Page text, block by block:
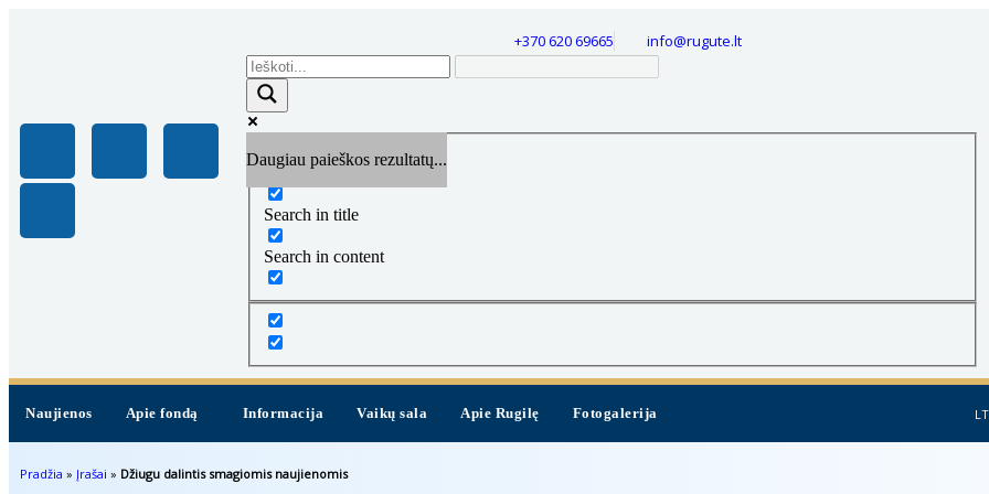
+370 620 69665 info@rugute.lt
Daugiau paieškos rezultatų...
Exact matches only
Search in title
Search in content
Naujienos Apie fondą Informacija Vaikų sala Apie Rugilę Fotogalerija LT
Pradžia » Įrašai » Džiugu dalintis smagiomis naujienomis